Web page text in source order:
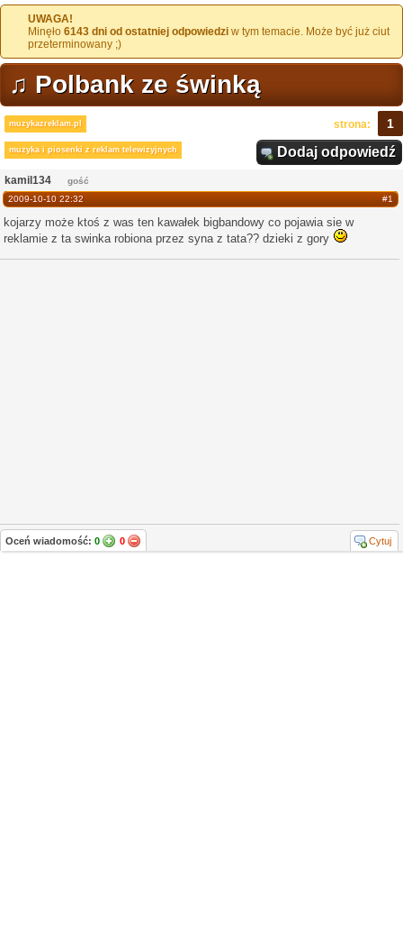
UWAGA!
Minęło 6143 dni od ostatniej odpowiedzi w tym temacie. Może być już ciut
przeterminowany ;)
♫ Polbank ze świnką
muzykazreklam.pl
muzyka i piosenki z reklam telewizyjnych
strona: 1
Dodaj odpowiedź
kamil134
gość
#1
2009-10-10 22:32
kojarzy może ktoś z was ten kawałek bigbandowy co pojawia sie w
reklamie z ta swinka robiona przez syna z tata?? dzieki z gory
Oceń wiadomość: 0 0 Cytuj